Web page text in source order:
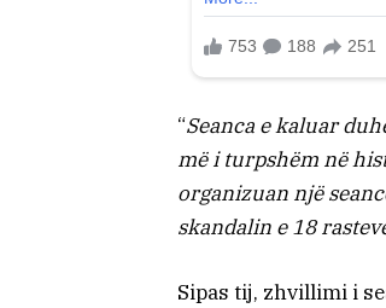
“Seanca e kaluar
më i turpshëm në
organizuan një
skandalin e 18
Sipas tij, zhvillimi i